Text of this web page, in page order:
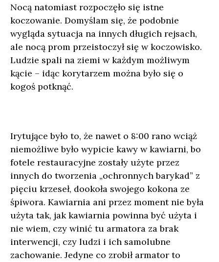
Nocą natomiast rozpoczęło się istne
koczowanie. Domyślam się, że podobnie
wygląda sytuacja na innych długich rejsach,
ale nocą prom przeistoczył się w koczowisko.
Ludzie spali na ziemi w każdym możliwym
kącie – idąc korytarzem można było się o
kogoś potknąć.
Irytujące było to, że nawet o 8:00 rano wciąż
niemożliwe było wypicie kawy w kawiarni, bo
fotele restauracyjne zostały użyte przez
innych do tworzenia „ochronnych barykad” z
pięciu krzeseł, dookoła swojego kokona ze
śpiwora. Kawiarnia ani przez moment nie była
użyta tak, jak kawiarnia powinna być użyta i
nie wiem, czy winić tu armatora za brak
interwencji, czy ludzi i ich samolubne
zachowanie. Jedyne co zrobił armator to